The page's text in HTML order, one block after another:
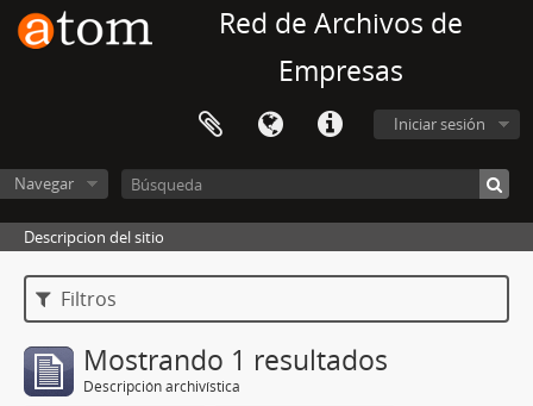
Red de Archivos de
Empresas
Iniciar sesión
Navegar
Descripcion del sitio
Filtros
Mostrando 1 resultados
Descripción archivística